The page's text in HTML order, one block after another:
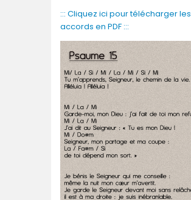
::: Cliquez ici pour télécharger les
accords en PDF :::